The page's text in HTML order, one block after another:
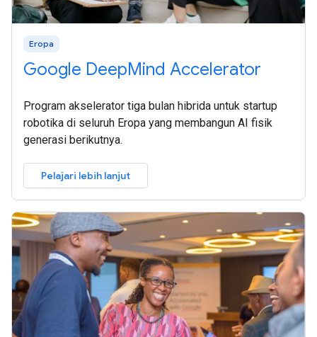
Eropa
Google DeepMind Accelerator
Program akselerator tiga bulan hibrida untuk startup
robotika di seluruh Eropa yang membangun AI fisik
generasi berikutnya.
Pelajari lebih lanjut